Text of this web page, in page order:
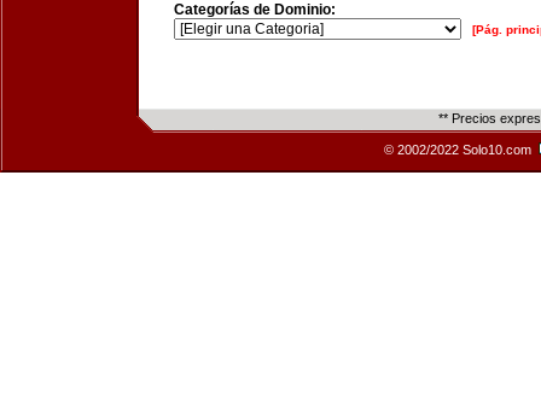
Categorías de Dominio:
[Pág.
** Precios
© 2002/2022 Solo10.com